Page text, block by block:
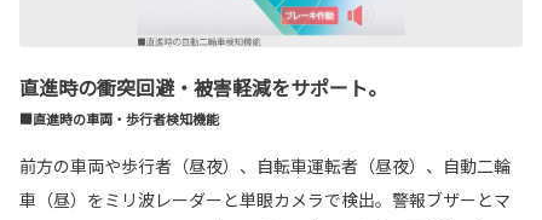
直進時の衝突回避・被害軽減をサポート。
■直進時の車両・歩行者検知機能
前方の車両や歩行者（昼夜）、自転車運転者（昼夜）、自動二輪
車（昼）をミリ波レーダーと単眼カメラで検出。警報ブザーとマ